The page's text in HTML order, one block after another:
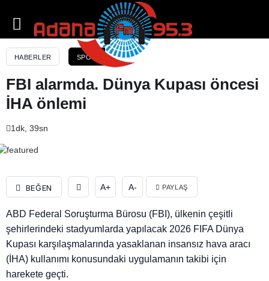
HABERLER SPOR
FBI alarmda. Dünya Kupası öncesi
İHA önlemi
1dk, 39sn
BEĞEN A+ A- PAYLAŞ
ABD Federal Soruşturma Bürosu (FBI), ülkenin çeşitli
şehirlerindeki stadyumlarda yapılacak 2026 FIFA Dünya
Kupası karşılaşmalarında yasaklanan insansız hava aracı
(İHA) kullanımı konusundaki uygulamanın takibi için
harekete geçti.
FBI alarmda. Dünya Kupası öncesi İHA önlemi